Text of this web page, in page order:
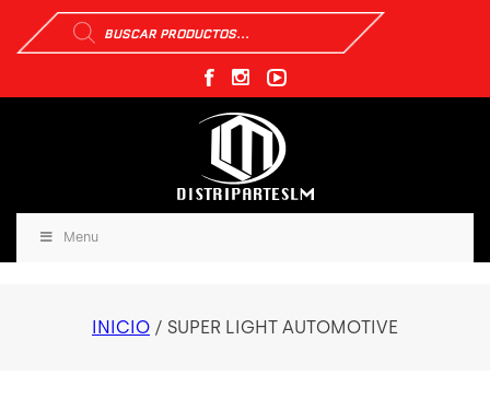
Búsqueda
de
productos
Menu
INICIO / SUPER LIGHT AUTOMOTIVE